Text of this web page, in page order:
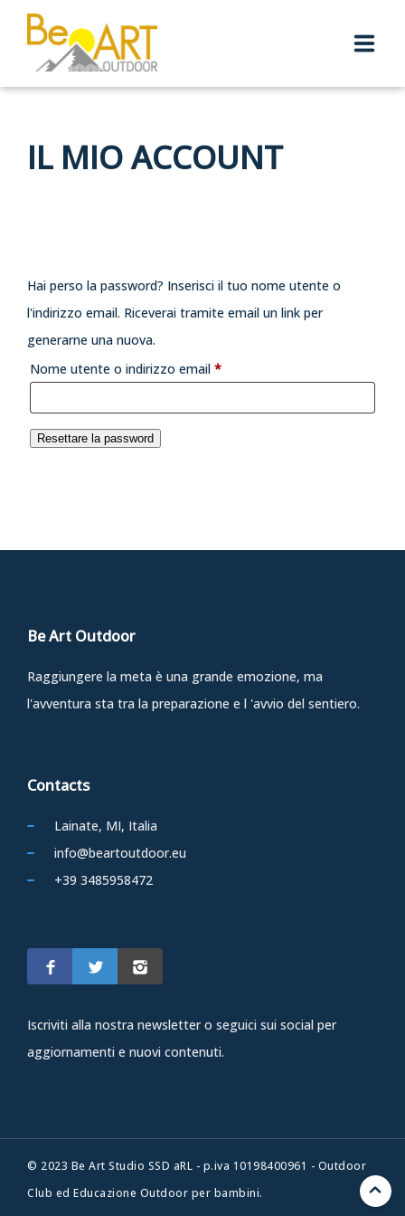
OUTDOOR CLUB
TEAM
CHI SIAMO
CONTATTI
IL MIO ACCOUNT
Hai perso la password? Inserisci il tuo nome utente o
l'indirizzo email. Riceverai tramite email un link per
generarne una nuova.
Nome utente o indirizzo email *Richiesto
Resettare la password
Be Art Outdoor
Raggiungere la meta è una grande emozione, ma
l'avventura sta tra la preparazione e l 'avvio del sentiero.
Contacts
Lainate, MI, Italia
info@beartoutdoor.eu
+39 3485958472
Iscriviti alla nostra newsletter o seguici sui social per
aggiornamenti e nuovi contenuti.
© 2023 Be Art Studio SSD aRL - p.iva 10198400961 - Outdoor
Club ed Educazione Outdoor per bambini.